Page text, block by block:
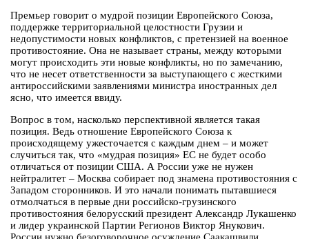
Премьер говорит о мудрой позиции Европейского Союза,
поддержке территориальной целостности Грузии и
недопустимости новых конфликтов, с претензией на военное
противостояние. Она не называет страны, между которыми
могут происходить эти новые конфликты, но по замечанию,
что не несет ответственности за выступающего с жесткими
антироссийскими заявлениями министра иностранных дел
ясно, что имеется ввиду.
Вопрос в том, насколько перспективной является такая
позиция. Ведь отношение Европейского Союза к
происходящему ужесточается с каждым днем – и может
случиться так, что «мудрая позиция» ЕС не будет особо
отличаться от позиции США. А России уже не нужен
нейтралитет – Москва собирает под знамена противостояния с
Западом сторонников. И это начали понимать пытавшиеся
отмолчаться в первые дни российско-грузинского
противостояния белорусский президент Александр Лукашенко
и лидер украинской Партии Регионов Виктор Янукович.